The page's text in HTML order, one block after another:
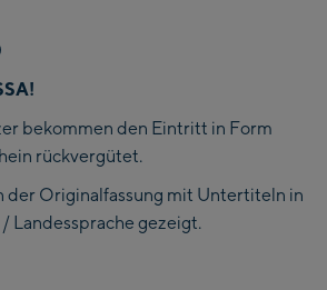
bekommen den Eintritt in Form
rückvergütet.
der Originalfassung mit Untertiteln in
Landessprache gezeigt.